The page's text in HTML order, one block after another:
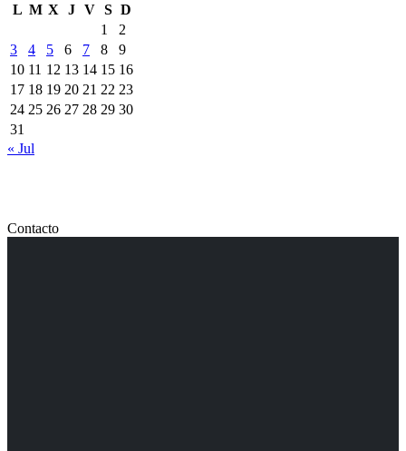
L M X J V S D
1
2
3
4 5 6 7 8
9
10 11 12 13 14 15 16
17 18 19 20 21 22 23
24 25 26 27 28 29 30
31
« Jul
Contacto